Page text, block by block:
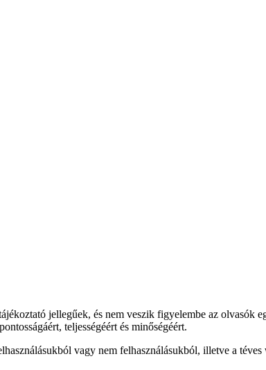
jellegűek, és nem veszik figyelembe az
teljességéért és minőségéért.
vagy nem felhasználásukból, illetve a